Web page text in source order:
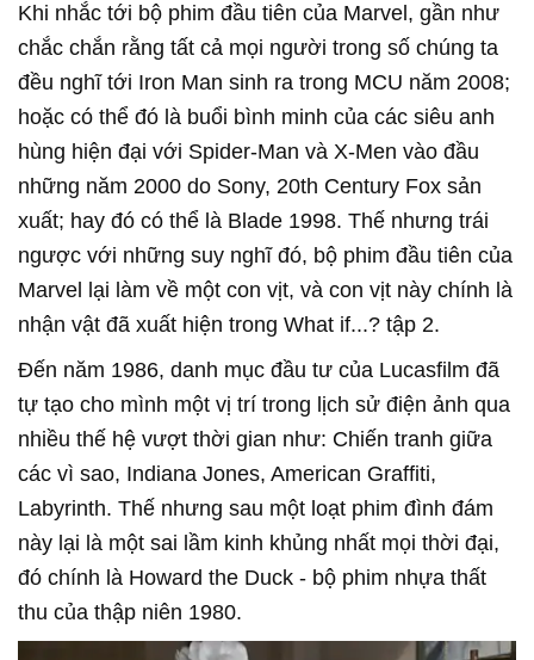
Khi nhắc tới bộ phim đầu tiên của Marvel, gần như
chắc chắn rằng tất cả mọi người trong số chúng ta
đều nghĩ tới Iron Man sinh ra trong MCU năm 2008;
hoặc có thể đó là buổi bình minh của các siêu anh
hùng hiện đại với Spider-Man và X-Men vào đầu
những năm 2000 do Sony, 20th Century Fox sản
xuất; hay đó có thể là Blade 1998. Thế nhưng trái
ngược với những suy nghĩ đó, bộ phim đầu tiên của
Marvel lại làm về một con vịt, và con vịt này chính là
nhận vật đã xuất hiện trong What if...? tập 2.
Đến năm 1986, danh mục đầu tư của Lucasfilm đã
tự tạo cho mình một vị trí trong lịch sử điện ảnh qua
nhiều thế hệ vượt thời gian như: Chiến tranh giữa
các vì sao, Indiana Jones, American Graffiti,
Labyrinth. Thế nhưng sau một loạt phim đình đám
này lại là một sai lầm kinh khủng nhất mọi thời đại,
đó chính là Howard the Duck - bộ phim nhựa thất
thu của thập niên 1980.